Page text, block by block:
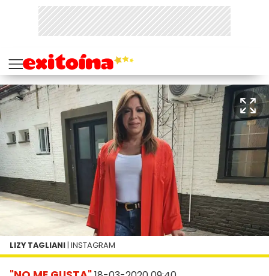
LIZY TAGLIANI | INSTAGRAM